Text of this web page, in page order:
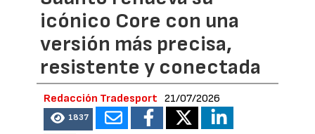
icónico Core con una
versión más precisa,
resistente y conectada
Redacción Tradesport 21/07/2026
1837